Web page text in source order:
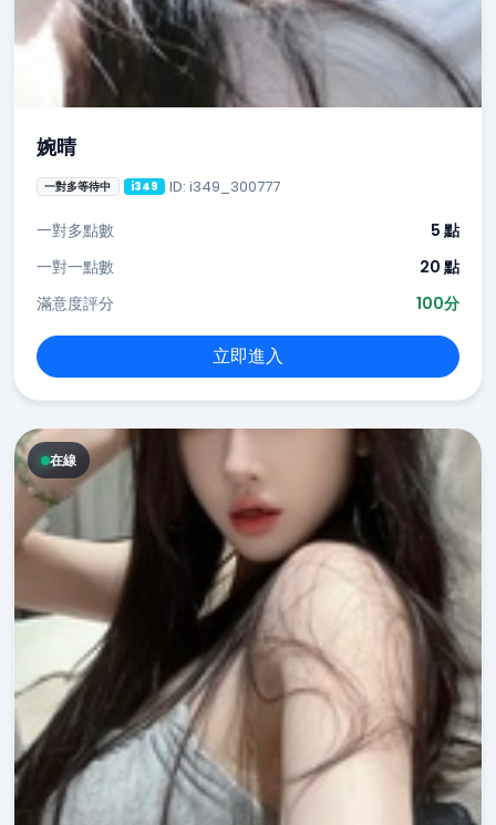
婉晴
一對多等待中 i349 ID: i349_300777
一對多點數
5 點
一對一點數
20 點
滿意度評分
100分
立即進入
在線